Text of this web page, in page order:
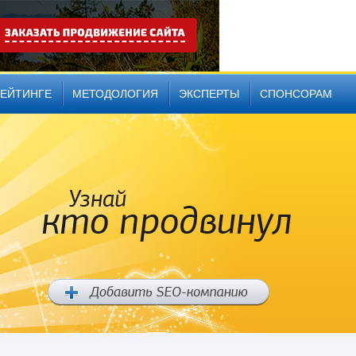
МЕТОДОЛОГИЯ ЭКСПЕРТЫ СПОНСОРАМ